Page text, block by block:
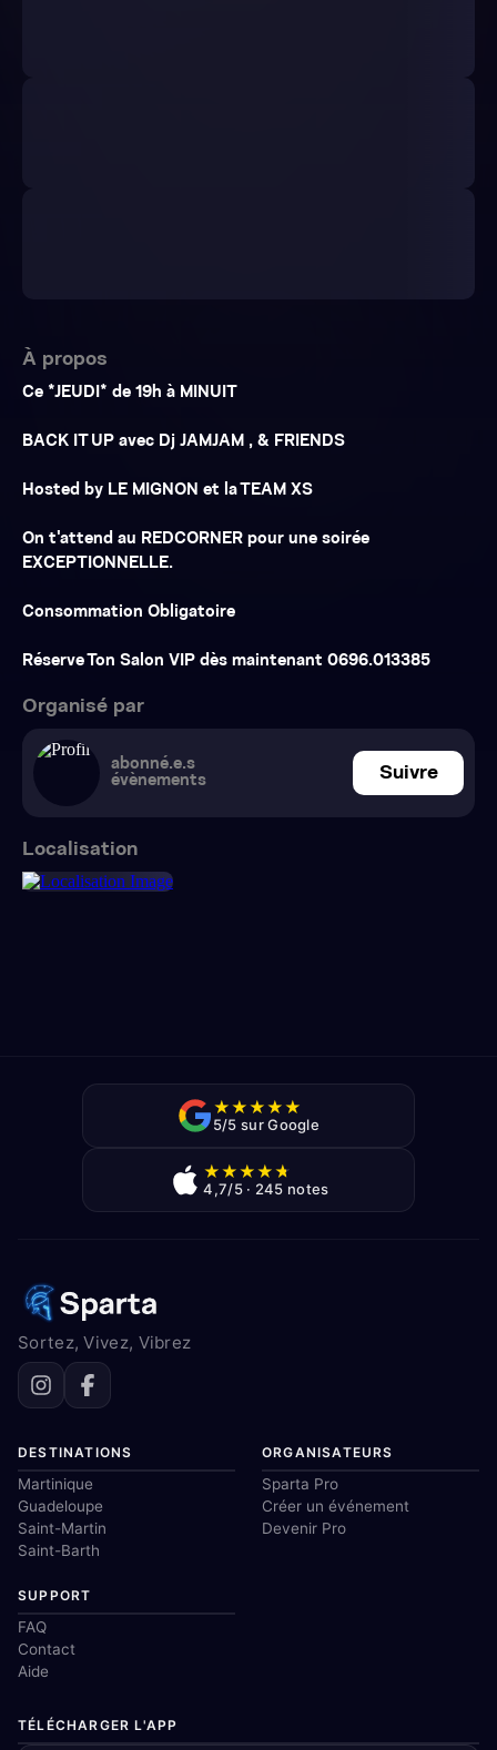
À propos
Ce *JEUDI* de 19h à MINUIT
BACK IT UP avec Dj JAMJAM , & FRIENDS
Hosted by LE MIGNON et la TEAM XS
On t'attend au REDCORNER pour une soirée
EXCEPTIONNELLE.
Consommation Obligatoire
Réserve Ton Salon VIP dès maintenant 0696.013385
Organisé par
abonné.e.s
évènements
Suivre
Localisation
★★★★★
5/5 sur Google
★★★★★
4,7/5 · 245 notes
Sortez, Vivez, Vibrez
DESTINATIONS
Martinique
Guadeloupe
Saint-Martin
Saint-Barth
ORGANISATEURS
Sparta Pro
Créer un événement
Devenir Pro
SUPPORT
FAQ
Contact
Aide
TÉLÉCHARGER L'APP